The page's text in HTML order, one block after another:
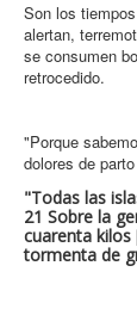
donacion
Contact
Son los
alertan,
se consumen
retrocedido.
"Porque
dolores de
"Todas las
21 Sobre la
cuarenta
tormenta de